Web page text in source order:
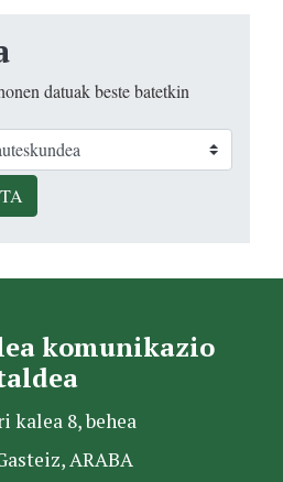
datuak beste batetkin
komunikazio
kalea 8, behea
ARABA